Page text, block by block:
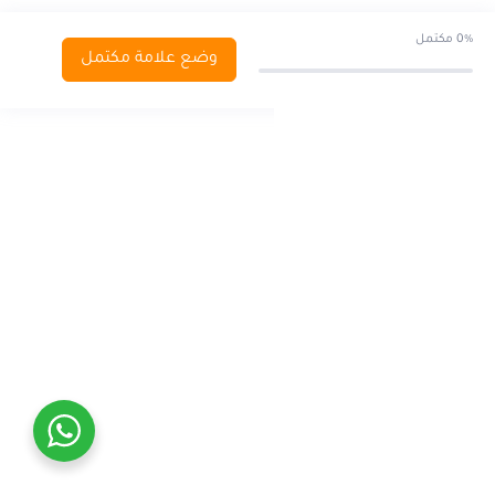
التقييم الذاتي
0% مكتمل
وضع علامة مكتمل